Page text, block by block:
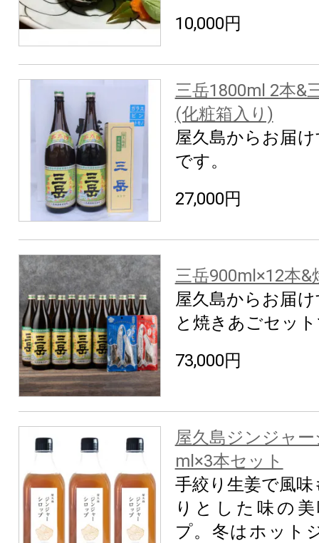
10,000円
三岳1800ml 2本&
(化粧箱入り)
屋久島からお届
です。
27,000円
三岳900ml×12本
屋久島からお届
と焼きあごセッ
73,000円
屋久島ジンジャ
ml×3本セット
手絞り生姜で風
りとした味の
プ。冬はホット